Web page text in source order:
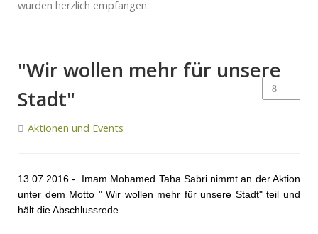
wurden herzlich empfangen.
"Wir wollen mehr für unsere
Stadt"
Aktionen und Events
13.07.2016 - Imam Mohamed Taha Sabri nimmt an der Aktion
unter dem Motto " Wir wollen mehr für unsere Stadt" teil und
hält die Abschlussrede.